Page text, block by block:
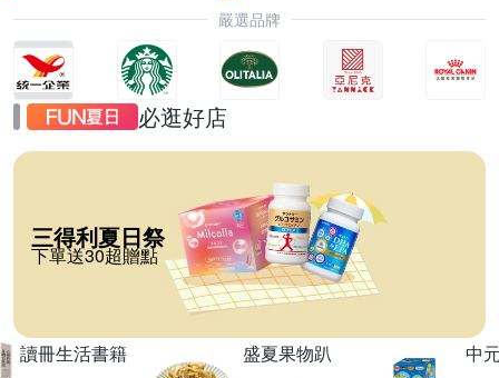
嚴選品牌
必逛好店
三得利夏日祭
下單送30超贈點
讀冊生活書籍
盛夏果物趴
中